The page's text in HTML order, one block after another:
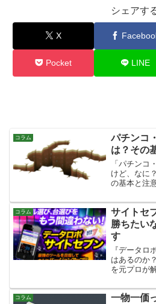
シェアす
X
Pocket LINE
コラム
パチンコ
は？その
「パチンコ
けど、なに
の基本と注
パチンコ・
も知らない
ありますよ
コラム
サイトセ
勝ちたい
す
『データロ
はあるのか
を元プロが
セミプロが
のか？ その
コラム
一物一価